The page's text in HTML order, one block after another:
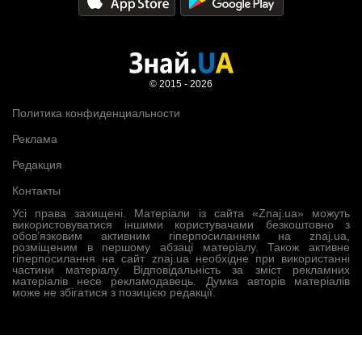
Усі права захищені. Матеріали із сайта «Znaj.ua» можуть
використовуватися іншими користувачами безкоштовно з
обов’язковим активним гіперпосиланням на znaj.ua,
розміщеним в першому абзаці матеріалу. Також активне
гіперпосилання на сайт znaj.ua необхідне при використанні
частини матеріалу. Відповідальність за зміст рекламних
матеріалів несе рекламодавець. Думка авторів матеріалів
може не збігатися з позицією редакції.
Политика конфиденциальности
Реклама
Редакция
Контакты
© 2015 - 2026